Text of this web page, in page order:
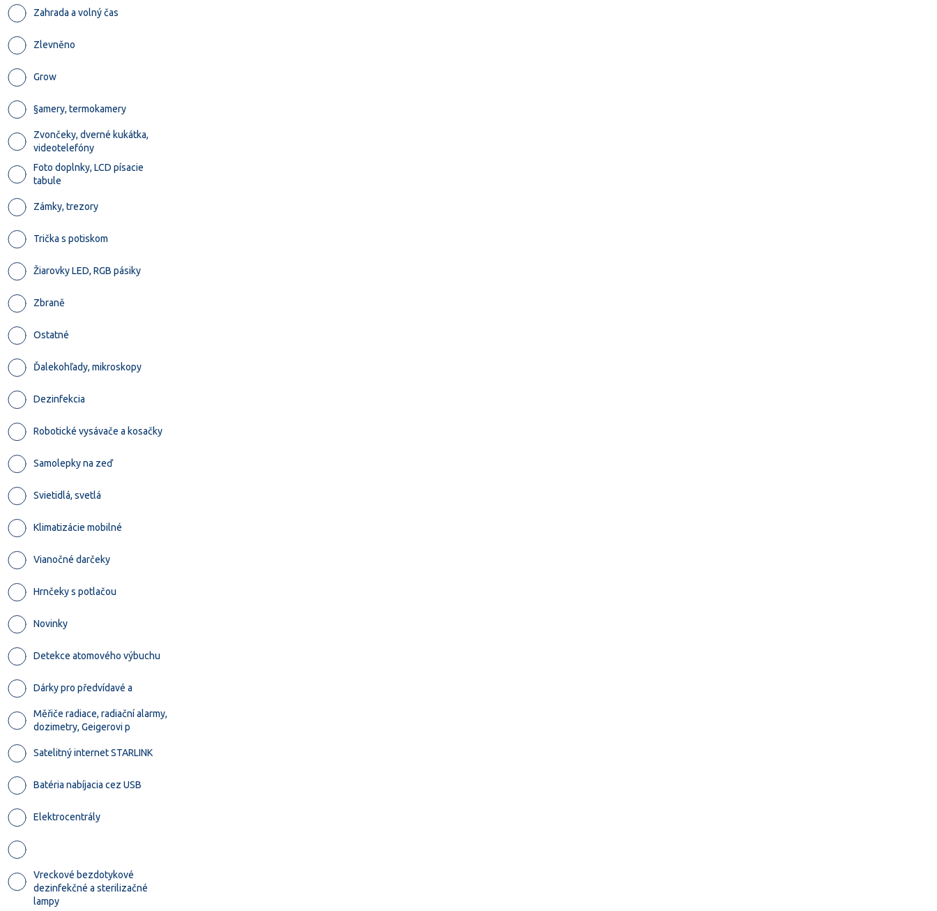
Zahrada a volný čas
Zlevněno
Grow
§amery, termokamery
Zvončeky, dverné kukátka,
videotelefóny
Foto doplnky, LCD písacie
tabule
Zámky, trezory
Trička s potiskom
Žiarovky LED, RGB pásiky
Zbraně
Ostatné
Ďalekohľady, mikroskopy
Dezinfekcia
Robotické vysávače a kosačky
Samolepky na zeď
Svietidlá, svetlá
Klimatizácie mobilné
Vianočné darčeky
Hrnčeky s potlačou
Novinky
Detekce atomového výbuchu
Dárky pro předvídavé a
Měřiče radiace, radiační alarmy,
dozimetry, Geigerovi p
Satelitný internet STARLINK
Batéria nabíjacia cez USB
Elektrocentrály
Vreckové bezdotykové
dezinfekčné a sterilizačné
lampy